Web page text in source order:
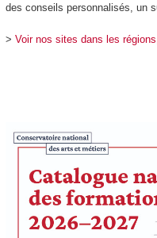
des conseils personnalisés, un
> Voir nos sites dans les